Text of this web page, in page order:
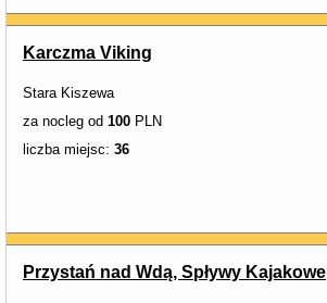
Karczma Viking
Stara Kiszewa
za nocleg od 100 PLN
liczba miejsc: 36
Przystań nad Wdą, Spływy Kajakowe